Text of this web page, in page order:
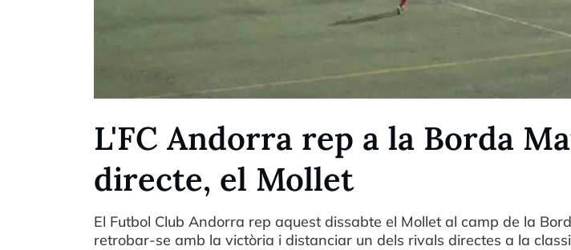
L'FC Andorra rep a la Borda
directe, el Mollet
El Futbol Club Andorra rep aquest dissabte el Mollet al camp de la
retrobar-se amb la victòria i distanciar un dels rivals directes a la